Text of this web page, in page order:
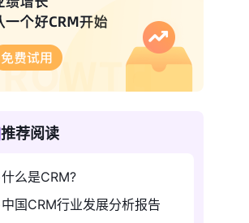
推荐阅读
什么是CRM?
中国CRM行业发展分析报告